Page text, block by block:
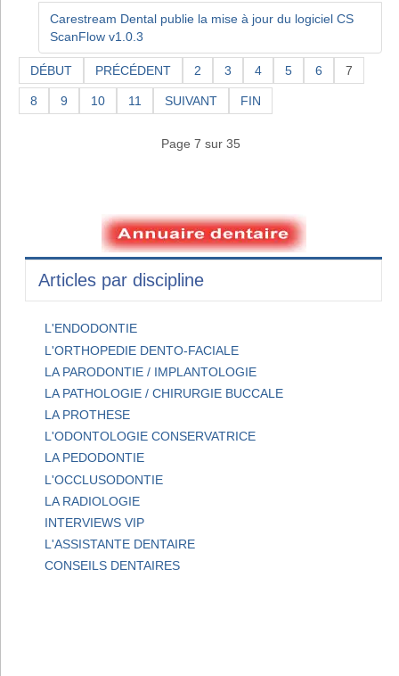
Carestream Dental publie la mise à jour du logiciel CS
ScanFlow v1.0.3
DÉBUT PRÉCÉDENT 2 3 4 5 6 7
8 9 10 11 SUIVANT FIN
Page 7 sur 35
Articles par discipline
L'ENDODONTIE
L'ORTHOPEDIE DENTO-FACIALE
LA PARODONTIE / IMPLANTOLOGIE
LA PATHOLOGIE / CHIRURGIE BUCCALE
LA PROTHESE
L'ODONTOLOGIE CONSERVATRICE
LA PEDODONTIE
L'OCCLUSODONTIE
LA RADIOLOGIE
INTERVIEWS VIP
L'ASSISTANTE DENTAIRE
CONSEILS DENTAIRES